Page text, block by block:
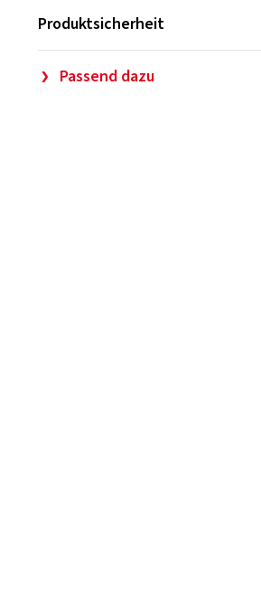
Produktsicherheit
Passend dazu